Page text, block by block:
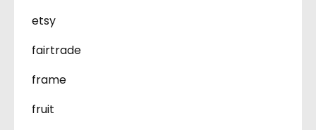
etsy
fairtrade
frame
fruit